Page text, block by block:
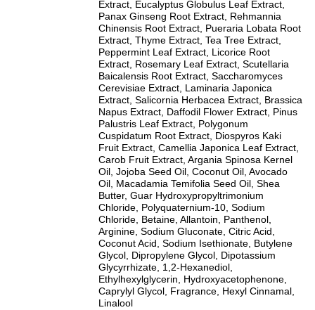
Extract, Eucalyptus Globulus Leaf Extract,
Panax Ginseng Root Extract, Rehmannia
Chinensis Root Extract, Pueraria Lobata Root
Extract, Thyme Extract, Tea Tree Extract,
Peppermint Leaf Extract, Licorice Root
Extract, Rosemary Leaf Extract, Scutellaria
Baicalensis Root Extract, Saccharomyces
Cerevisiae Extract, Laminaria Japonica
Extract, Salicornia Herbacea Extract, Brassica
Napus Extract, Daffodil Flower Extract, Pinus
Palustris Leaf Extract, Polygonum
Cuspidatum Root Extract, Diospyros Kaki
Fruit Extract, Camellia Japonica Leaf Extract,
Carob Fruit Extract, Argania Spinosa Kernel
Oil, Jojoba Seed Oil, Coconut Oil, Avocado
Oil, Macadamia Temifolia Seed Oil, Shea
Butter, Guar Hydroxypropyltrimonium
Chloride, Polyquaternium-10, Sodium
Chloride, Betaine, Allantoin, Panthenol,
Arginine, Sodium Gluconate, Citric Acid,
Coconut Acid, Sodium Isethionate, Butylene
Glycol, Dipropylene Glycol, Dipotassium
Glycyrrhizate, 1,2-Hexanediol,
Ethylhexylglycerin, Hydroxyacetophenone,
Caprylyl Glycol, Fragrance, Hexyl Cinnamal,
Linalool